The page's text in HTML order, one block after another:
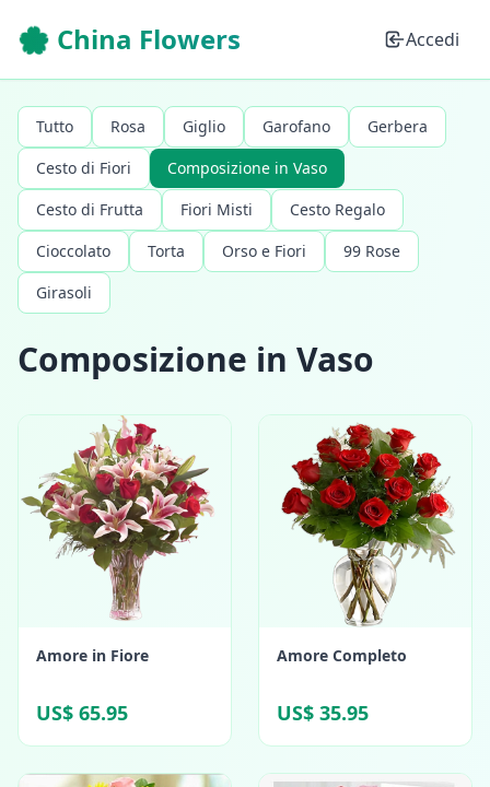
🌸 China Flowers Accedi
Tutto Rosa Giglio Garofano
Gerbera
Cesto di Fiori
Composizione in Vaso
Cesto di Frutta
Fiori Misti
Cesto Regalo
Cioccolato
Torta Orso e Fiori
99 Rose
Girasoli
Composizione in Vaso
Amore in Fiore
US$ 65.95
Amore Completo
US$ 35.95